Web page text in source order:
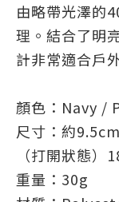
由略帶光澤的
理。結合了明
計非常適合戶
顏色：Navy /
尺寸：約
（打開狀態）
重量：30g